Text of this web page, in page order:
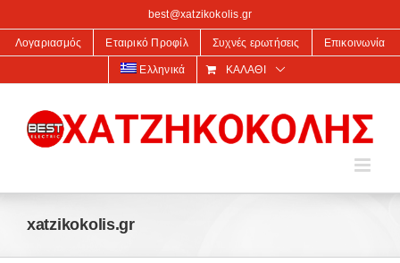
best@xatzikokolis.gr
Λογαριασμός Εταιρικό Προφίλ Συχνές ερωτήσεις Επικοινωνία
Ελληνικά ΚΑΛΆΘΙ
xatzikokolis.gr